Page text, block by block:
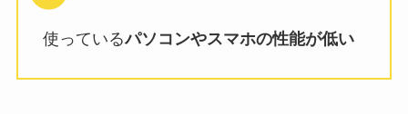
使っているパソコンやスマホの性能が低い